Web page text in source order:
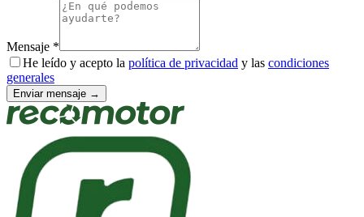
Mensaje *
He leído y acepto la política de privacidad y las condiciones
generales
Enviar mensaje →